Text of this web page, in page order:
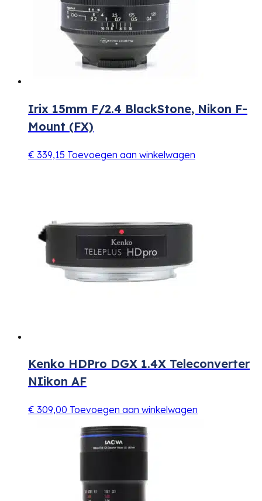
Irix 15mm F/2.4 BlackStone, Nikon F-
Mount (FX)
€ 339,15 Toevoegen aan winkelwagen
Kenko HDPro DGX 1.4X Teleconverter
NIikon AF
€ 309,00 Toevoegen aan winkelwagen